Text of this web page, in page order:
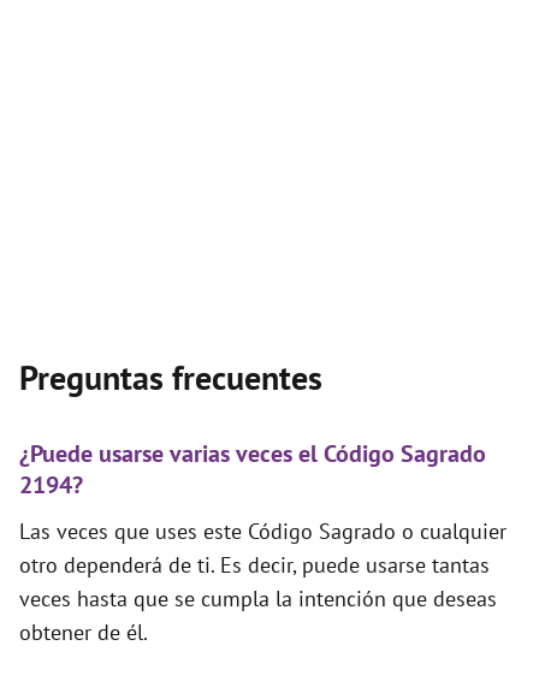
Preguntas frecuentes
¿Puede usarse varias veces el Código Sagrado
2194?
Las veces que uses este Código Sagrado o cualquier
otro dependerá de ti. Es decir, puede usarse tantas
veces hasta que se cumpla la intención que deseas
obtener de él.